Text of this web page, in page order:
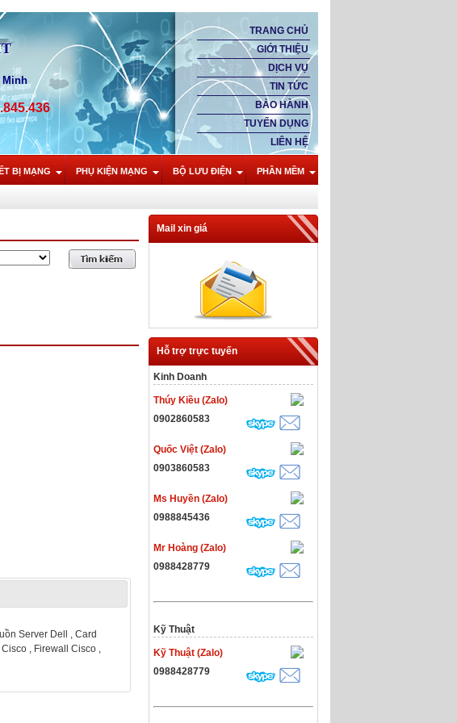
Minh
TRANG CHỦ
GIỚI THIỆU
DỊCH VỤ
TIN TỨC
BẢO HÀNH
TUYỂN DỤNG
LIÊN HỆ
BỊ MẠNG PHỤ KIỆN MẠNG BỘ LƯU ĐIỆN PHẦN MỀM
Server Dell , Card
, Firewall Cisco ,
Mail xin giá
Hỗ trợ trực tuyến
Kinh Doanh
Thúy Kiều (Zalo)
0902860583
Quốc Việt (Zalo)
0903860583
Ms Huyền (Zalo)
0988845436
Mr Hoàng (Zalo)
0988428779
Kỹ Thuật
Kỹ Thuật (Zalo)
0988428779